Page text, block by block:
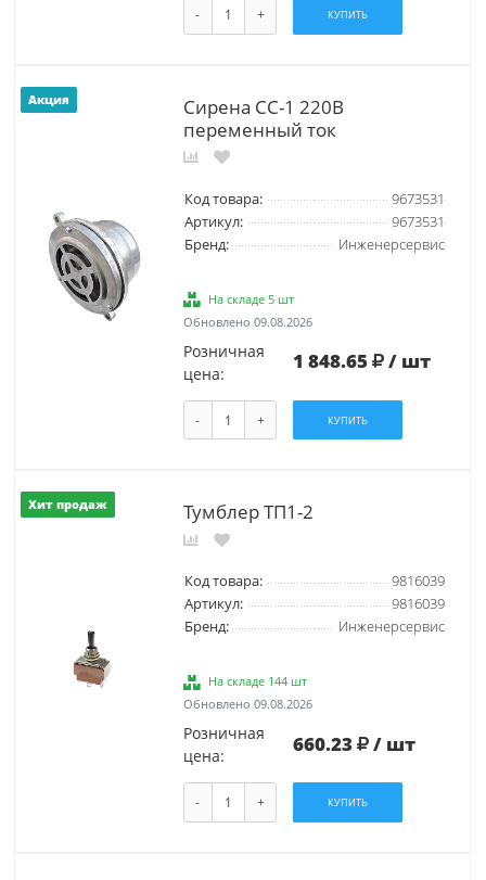
- + КУПИТЬ
Акция
Сирена СС-1 220В
переменный ток
Код товара:
9673531
Артикул:
9673531
Бренд:
Инженерсервис
На складе 5 шт
Обновлено 09.08.2026
Розничная
цена:
1 848.65 / шт
- + КУПИТЬ
Хит продаж Тумблер ТП1-2
Код товара:
9816039
Артикул:
9816039
Бренд:
Инженерсервис
На складе 144 шт
Обновлено 09.08.2026
Розничная
цена:
660.23 / шт
- + КУПИТЬ